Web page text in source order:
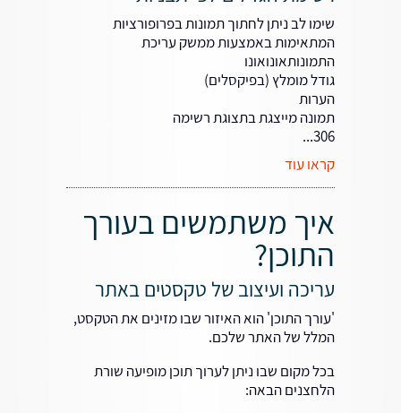
שימו לב ניתן לחתוך תמונות בפרופורציות
המתאימות באמצעות ממשק עריכת
התמונותאונואונו
גודל מומלץ (בפיקסלים)
הערות
תמונה מייצגת בתצוגת רשימה
306...
קראו עוד
איך משתמשים בעורך
התוכן?
עריכה ועיצוב של טקסטים באתר
'עורך התוכן' הוא האיזור שבו מזינים את הטקסט,
המלל של האתר שלכם.
בכל מקום שבו ניתן לערוך תוכן מופיעה שורת
הלחצנים הבאה: